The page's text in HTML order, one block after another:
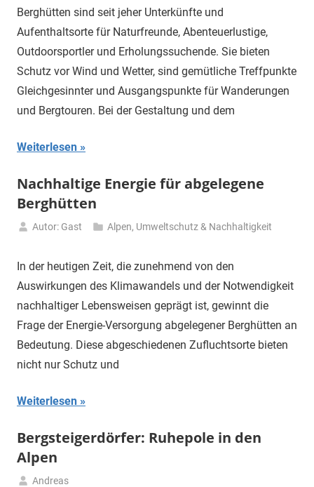
Juli
Berghütten sind seit jeher Unterkünfte und
Aufenthaltsorte für Naturfreunde, Abenteuerlustige,
Outdoorsportler und Erholungssuchende. Sie bieten
Schutz vor Wind und Wetter, sind gemütliche Treffpunkte
Gleichgesinnter und Ausgangspunkte für Wanderungen
und Bergtouren. Bei der Gestaltung und dem
Weiterlesen
Nachhaltige Energie für abgelegene
Berghütten
April
Autor: Gast Alpen, Umweltschutz & Nachhaltigkeit
In der heutigen Zeit, die zunehmend von den
Auswirkungen des Klimawandels und der Notwendigkeit
nachhaltiger Lebensweisen geprägt ist, gewinnt die
Frage der Energie-Versorgung abgelegener Berghütten an
Bedeutung. Diese abgeschiedenen Zufluchtsorte bieten
nicht nur Schutz und
Weiterlesen
Bergsteigerdörfer: Ruhepole in den
Alpen
Andreas